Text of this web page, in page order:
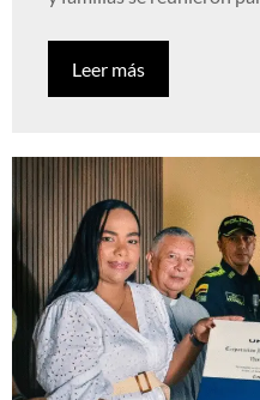
Leer más